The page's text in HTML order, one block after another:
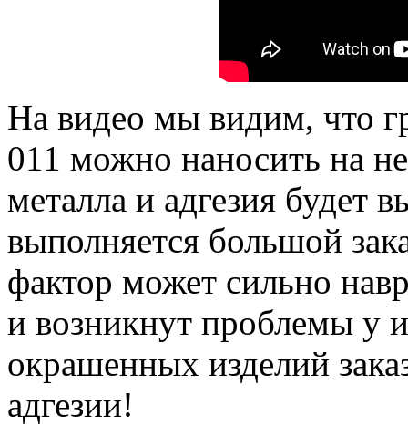
На видео мы видим, что
011 можно наносить на
металла и адгезия будет
выполняется большой
фактор может сильно
и возникнут проблемы у
окрашенных изделий
адгезии!